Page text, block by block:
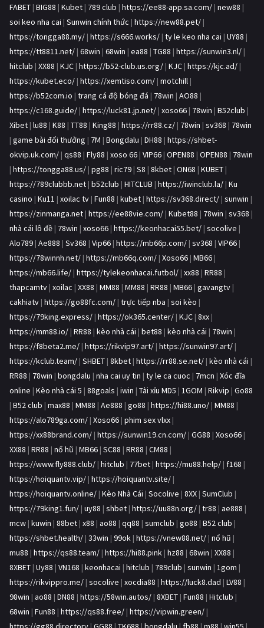
FABET | BIG88 | Kubet | 789 club | https://ee88-app.sa.com/ | new88 |
soi keo nha cai | Sunwin chính thức | https://new88.pet/ |
https://tongga88.my/ | https://s666.works/ | ty le keo nha cai | UY88 |
https://tt8811.net/ | 68win | 68win | ea88 | TG88 | https://sunwin3.nl/ |
hitclub | XX88 | KJC | https://b52-club.us.org/ | KJC | https://kjc.ad/ |
https://kubet.eco/ | https://xemtiso.com/ | motchill |
https://b52com.io | trang cá độ bóng đá | 78win | AO88 |
https://c168.guide/ | https://luck81.jp.net/ | xoso66 | 78win | B52club |
Xibet | lu88 | K88 | TT88 | King88 | https://rr88.cz/ | 78win | sv368 | 78win
| game bài đổi thưởng | 7M | Bongdalu | DH88 | https://shbet-
okvip.uk.com/ | qs88 | Fly88 | xoso 66 | VIP66 | OPEN88 | OPEN88 | 78win
| https://tongga88.us/ | pg88 | ric79 | S8 | 8kbet | ON68 | KUBET |
https://789clubbb.net | b52club | HITCLUB | https://iwinclub.la/ | Ku
casino | Ku11 | xoilac tv | Fun88 | kubet | https://sv368.direct/ | sunwin |
https://zinmanga.net | https://ee88vie.com/ | Kubet88 | 78win | sv368 |
nhà cái lô đề | 78win | xoso66 | https://keonhacai55.bet/ | socolive |
Alo789 | Ae888 | Sv368 | Vip66 | https://mb66p.com/ | sv368 | VIP66 |
https://78winnh.net/ | https://mb66q.com/ | Xoso66 | MB66 |
https://mb66.life/ | https://tylekeonhacai.futbol/ | xx88 | RR88 |
thapcamtv | xoilac | XX88 | MM88 | MM88 | RR88 | MB66 | gavangtv |
cakhiatv | https://go88fc.com/ | trực tiếp nba | soi kèo |
https://79king.express/ | https://ok365.center/ | KJC | 8xx |
https://mm88.io/ | RR88 | kèo nhà cái | bet88 | kèo nhà cái | 78win |
https://f8beta2.me/ | https://rikvip97.art/ | https://sunwin97.art/ |
https://kclub.team/ | SHBET | 8kbet | https://rr88.se.net/ | kèo nhà cái |
RR88 | 78win | bongdalu | nha cai uy tin | ty le ca cuoc | 7mcn | Xóc đĩa
online | Kèo nhà cái 5 | 88goals | iwin | Tài xỉu MD5 | 1GOM | Rikvip | Go88
| B52 club | max88 | MM88 | Ae888 | go88 | https://hi88.uno/ | MM88 |
https://alo789ga.com/ | Xoso66 | phim sex vlxx |
https://xx88brand.com/ | https://sunwin19.cn.com/ | GG88 | Xoso66 |
XX88 | RR88 | nổ hũ | MB66 | SC88 | RR88 | CM88 |
https://www.fly888.club/ | hitclub | 77bet | https://mu88.help/ | f168 |
https://hoiquantv.vip/ | https://hoiquantv.site/ |
https://hoiquantv.online/ | Kèo Nhà Cái | Socolive | 8XX | SumClub |
https://79king1.fun/ | uy88 | shbet | https://uu88n.org/ | tr88 | ae888 |
mcw | kuwin | 88bet | x88 | ao88 | qq88 | sumclub | go88 | B52 club |
https://shbet.health/ | 33win | 99ok | https://vnew88.net/ | nổ hũ |
mu88 | https://qs88.team/ | https://hi88.pink | hz88 | 68win | XX88 |
8XBET | Uy88 | VN168 | keonhacai | hitclub | 789club | sunwin | 1gom |
https://rikvippro.me/ | socolive | xocdia88 | https://luck8.dad | LV88 |
98win | ao88 | DN88 | https://58win.autos/ | 8XBET | Fun88 | Hitclub |
68win | Fun88 | https://qs88.free/ | https://vipwin.green/ |